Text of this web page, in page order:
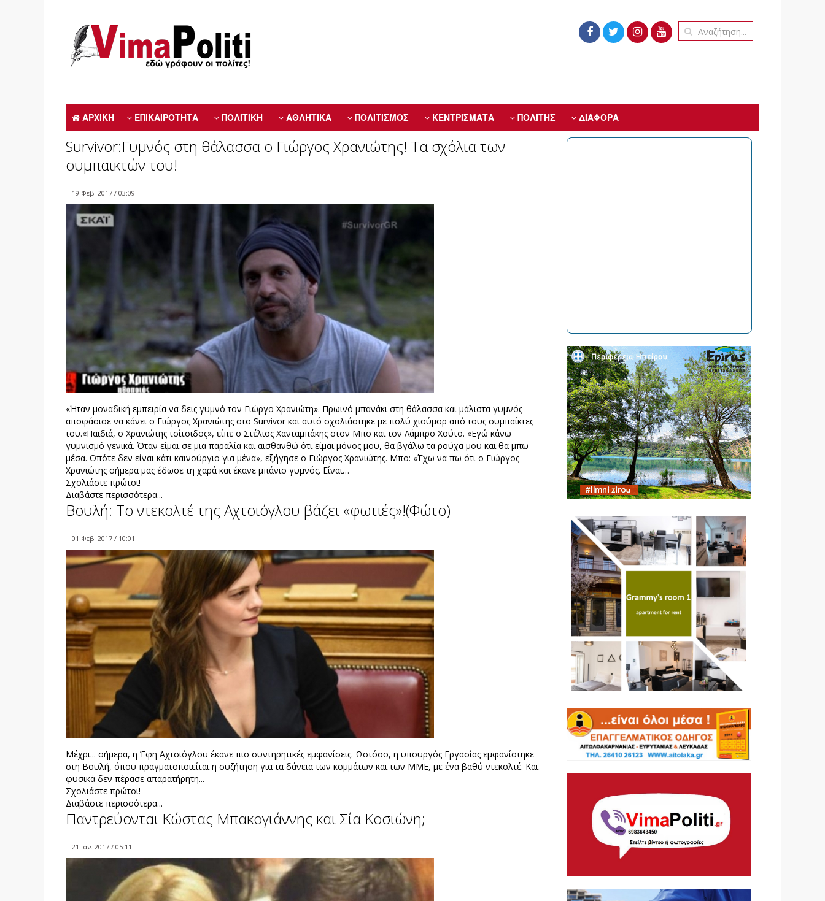
ΑΡΧΙΚΗ ΕΠΙΚΑΙΡΟΤΗΤΑ ΠΟΛΙΤΙΚΗ ΑΘΛΗΤΙΚΑ ΠΟΛΙΤΙΣΜΟΣ ΚΕΝΤΡΙΣΜΑΤΑ ΠΟΛΙΤΗΣ ΔΙΑΦΟΡΑ
Survivor:Γυμνός στη θάλασσα ο Γιώργος Χρανιώτης! Τα σχόλια των
συμπαικτών του!
19 Φεβ. 2017 / 03:09
«Ήταν μοναδική εμπειρία να δεις γυμνό τον Γιώργο Χρανιώτη». Πρωινό μπανάκι στη θάλασσα και μάλιστα γυμνός
αποφάσισε να κάνει ο Γιώργος Χρανιώτης στο Survivor και αυτό σχολιάστηκε με πολύ χιούμορ από τους συμπαίκτες
του.«Παιδιά, ο Χρανιώτης τσίτσιδος», είπε ο Στέλιος Χανταμπάκης στον Μπο και τον Λάμπρο Χούτο. «Εγώ κάνω
γυμνισμό γενικά. Όταν είμαι σε μια παραλία και αισθανθώ ότι είμαι μόνος μου, θα βγάλω τα ρούχα μου και θα μπω
μέσα. Οπότε δεν είναι κάτι καινούργιο για μένα», εξήγησε ο Γιώργος Χρανιώτης. Μπο: «Έχω να πω ότι ο Γιώργος
Χρανιώτης σήμερα μας έδωσε τη χαρά και έκανε μπάνιο γυμνός. Είναι…
Σχολιάστε πρώτοι!
Διαβάστε περισσότερα...
Βουλή: Το ντεκολτέ της Αχτσιόγλου βάζει «φωτιές»!(Φώτο)
01 Φεβ. 2017 / 10:01
Μέχρι... σήμερα, η Έφη Αχτσιόγλου έκανε πιο συντηρητικές εμφανίσεις. Ωστόσο, η υπουργός Εργασίας εμφανίστηκε
στη Βουλή, όπου πραγματοποιείται η συζήτηση για τα δάνεια των κομμάτων και των ΜΜΕ, με ένα βαθύ ντεκολτέ. Και
φυσικά δεν πέρασε απαρατήρητη...
Σχολιάστε πρώτοι!
Διαβάστε περισσότερα...
Παντρεύονται Κώστας Μπακογιάννης και Σία Κοσιώνη;
21 Ιαν. 2017 / 05:11